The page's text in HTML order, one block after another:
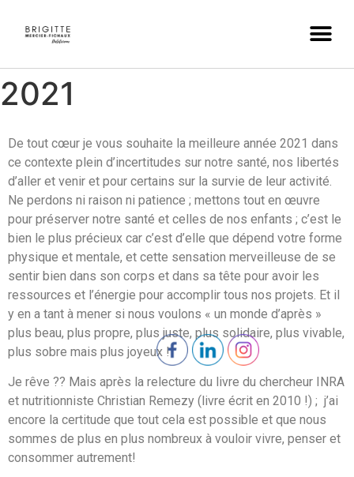
2021
De tout cœur je vous souhaite la meilleure année 2021 dans
ce contexte plein d’incertitudes sur notre santé, nos libertés
d’aller et venir et pour certains sur la survie de leur activité.
Ne perdons ni raison ni patience ; mettons tout en œuvre
pour préserver notre santé et celles de nos enfants ; c’est le
bien le plus précieux car c’est d’elle que dépend votre forme
physique et mentale, et cette sensation merveilleuse de se
sentir bien dans son corps et dans sa tête pour avoir les
ressources et l’énergie pour accomplir tous nos projets. Et il
y en a tant à mener si nous voulons « un monde d’après »
plus beau, plus propre, plus juste, plus solidaire, plus vivable,
plus sobre mais plus joyeux !
Je rêve ?? Mais après la relecture du livre du chercheur INRA
et nutritionniste Christian Remezy (livre écrit en 2010 !) ; j’ai
encore la certitude que tout cela est possible et que nous
sommes de plus en plus nombreux à vouloir vivre, penser et
consommer autrement!